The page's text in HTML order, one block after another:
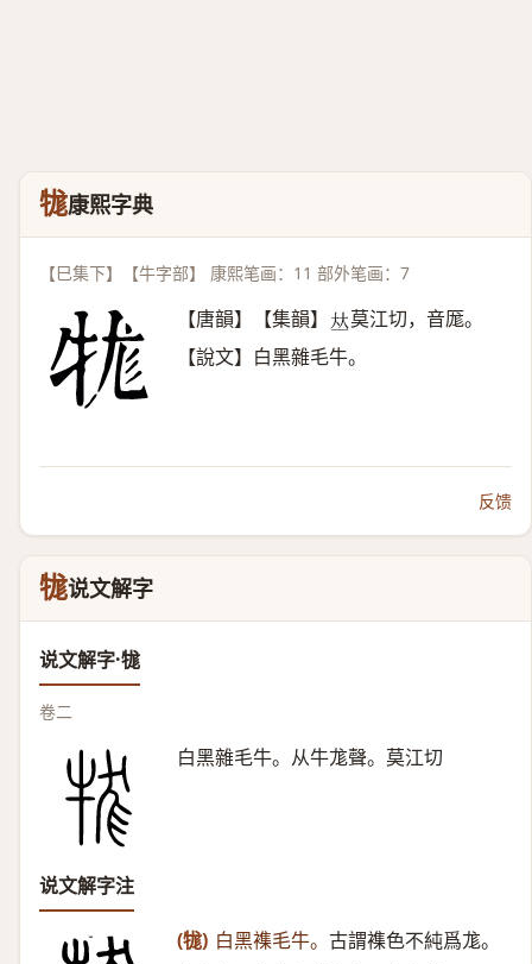
牻康熙字典
【巳集下】【牛字部】 康熙笔画：11 部外笔画：7
【唐韻】【集韻】 𠀤莫江切，音厖。
【說文】白黑雜毛牛。
反馈
牻说文解字
说文解字·牻
卷二
白黑雜毛牛。从牛尨聲。莫江切
说文解字注
(牻) 白黑襍毛牛。 古謂襍色不純爲尨。